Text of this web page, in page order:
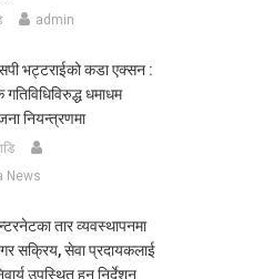
admin
भट्टराईको कडा एक्सन :
गतिविधिविरुद्ध धमाधम
नियन्त्रणमा
News
तार व्यवस्थापनमा
सक्रिय, सेवा प्रदायकलाई
उपस्थित हुन निर्देशन